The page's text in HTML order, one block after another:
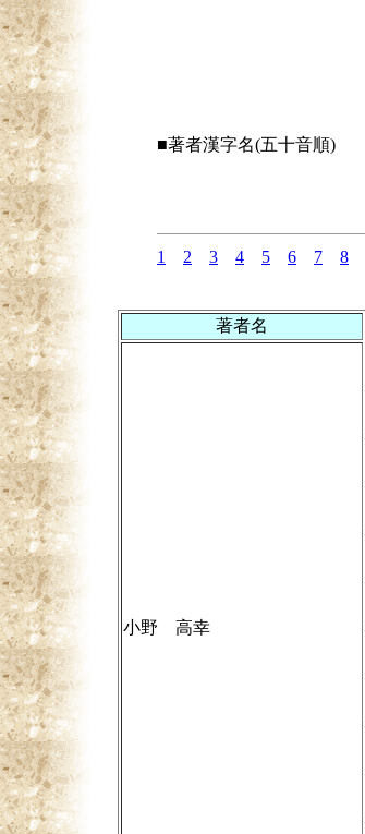
■著者漢字名(五十音順)
1 2 3 4 5 6 7 8
著者名
小野 高幸